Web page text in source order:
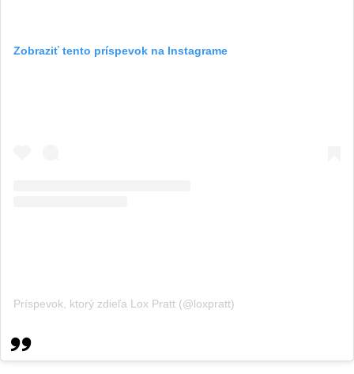
Zobraziť tento príspevok na Instagrame
Príspevok, ktorý zdieľa Lox Pratt (@loxpratt)